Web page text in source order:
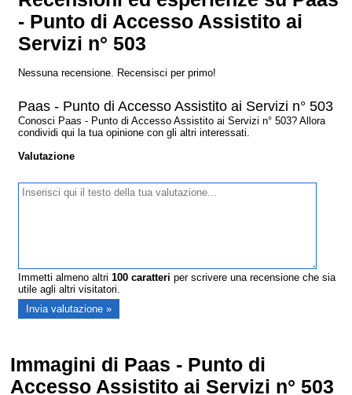
- Punto di Accesso Assistito ai
Servizi n° 503
Nessuna recensione. Recensisci per primo!
Paas - Punto di Accesso Assistito ai Servizi n° 503
Conosci Paas - Punto di Accesso Assistito ai Servizi n° 503? Allora
condividi qui la tua opinione con gli altri interessati.
Valutazione
Immetti almeno altri100 caratteri per scrivere una recensione che sia
utile agli altri visitatori.
Immagini di Paas - Punto di
Accesso Assistito ai Servizi n° 503